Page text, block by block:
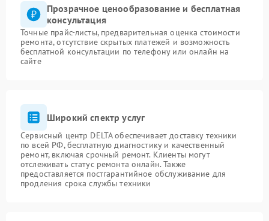
Прозрачное ценообразование и бесплатная
консультация
Точные прайс-листы, предварительная оценка стоимости
ремонта, отсутствие скрытых платежей и возможность
бесплатной консультации по телефону или онлайн на
сайте
Широкий спектр услуг
Сервисный центр DELTA обеспечивает доставку техники
по всей РФ, бесплатную диагностику и качественный
ремонт, включая срочный ремонт. Клиенты могут
отслеживать статус ремонта онлайн. Также
предоставляется постгарантийное обслуживание для
продления срока службы техники